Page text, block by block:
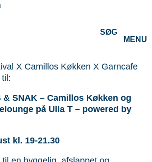
SØG
MENU
X Camillos Køkken X Garncafe
& SNAK – Camillos Køkken og
på Ulla T – powered by
kl. 19-21.30